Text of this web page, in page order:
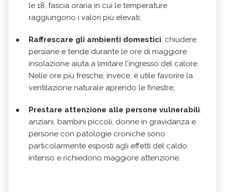
le 18, fascia oraria in cui le temperature
raggiungono i valori più elevati;
Raffrescare gli ambienti domestici: chiudere
persiane e tende durante le ore di maggiore
insolazione aiuta a limitare l'ingresso del calore.
Nelle ore più fresche, invece, è utile favorire la
ventilazione naturale aprendo le finestre;
Prestare attenzione alle persone vulnerabili:
anziani, bambini piccoli, donne in gravidanza e
persone con patologie croniche sono
particolarmente esposti agli effetti del caldo
intenso e richiedono maggiore attenzione.